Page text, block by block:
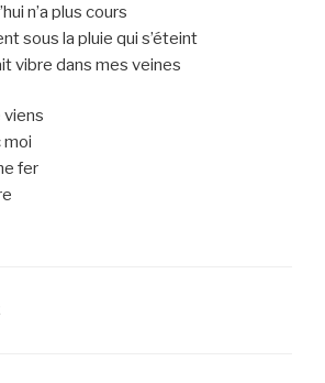
n’a plus cours
sous la pluie qui s’éteint
vibre dans mes veines
viens
moi
fer